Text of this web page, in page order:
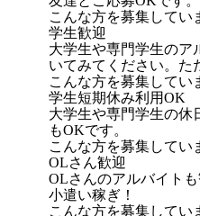
こんな方を募集してい
学生歓迎
大学生や専門学生のア
いてみてください。た
こんな方を募集してい
学生短期休み利用OK
大学生や専門学生の休
もOKです。
こんな方を募集してい
OLさん歓迎
OLさんのアルバイト
小遣い稼ぎ！
こんな方を募集してい